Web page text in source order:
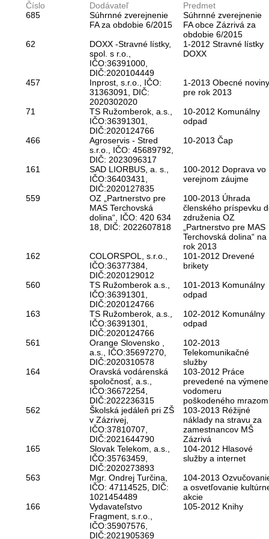
Číslo Dodávateľ
Predmet
685
Súhrnné zverejnenie
FA za obdobie 6/2015
Súhrnné zverejnenie
FA obce Zázrivá za
obdobie 6/2015
62
DOXX -Stravné lístky,
spol. s r.o.,
IČO:36391000,
DIČ:2020104449
1-2012 Stravné lístky
DOXX
457
Inprost, s.r.o., IČO:
31363091, DIČ:
2020302020
1-2013 Obecné noviny
pre rok 2013
71
TS Ružomberok, a.s.,
IČO:36391301,
DIČ:2020124766
10-2012 Komunálny
odpad
466
Agroservis - Stred
s.r.o., IČO: 45689792,
DIČ: 2023096317
10-2013 Čap
161
SAD LIORBUS, a. s.,
IČO:36403431,
DIČ:2020127835
100-2012 Doprava vo
verejnom záujme
559
OZ „Partnerstvo pre
MAS Terchovská
dolina“, IČO: 420 634
18, DIČ: 2022607818
100-2013 Úhrada
členského príspevku
združenia OZ
„Partnerstvo pre MAS
Terchovská dolina“ na
rok 2013
162
COLORSPOL, s.r.o.,
IČO:36377384,
DIČ:2020129012
101-2012 Drevené
brikety
560
TS Ružomberok a.s.,
IČO:36391301,
DIČ:2020124766
101-2013 Komunálny
odpad
163
TS Ružomberok, a.s.,
IČO:36391301,
DIČ:2020124766
102-2012 Komunálny
odpad
561
Orange Slovensko ,
a.s., IČO:35697270,
DIČ:2020310578
102-2013
Telekomunikačné
služby
164
Oravská vodárenská
spoločnosť, a.s.,
IČO:36672254,
DIČ:2022236315
103-2012 Práce
prevedené na výmene
vodomeru
poškodeného mrazom
562
Školská jedáleň pri ZŠ
v Zázrivej,
IČO:37810707,
DIČ:2021644790
103-2013 Réžijné
náklady na stravu za
zamestnancov MŠ
Zázrivá
165
Slovak Telekom, a.s.,
IČO:35763459,
DIČ:2020273893
104-2012 Hlasové
služby a internet
563
Mgr. Ondrej Turčina,
IČO: 47114525, DIČ:
1021454489
104-2013
a osvetľovanie
akcie
166
Vydavateľstvo
Fragment, s.r.o.,
IČO:35907576,
DIČ:2021905369
105-2012 Knihy